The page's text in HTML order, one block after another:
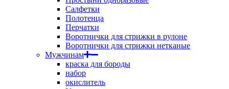
Салфетки
Полотенца
Перчатки
Воротнички для стрижки в рулоне
Воротнички для стрижки нетканые
Мужчинам
краска для бороды
набор
окислитель